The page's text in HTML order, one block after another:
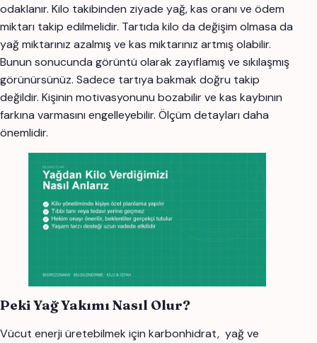
odaklanır. Kilo takibinden ziyade yağ, kas oranı ve ödem
miktarı takip edilmelidir. Tartıda kilo da değişim olmasa da
yağ miktarınız azalmış ve kas miktarınız artmış olabilir.
Bunun sonucunda görüntü olarak zayıflamış ve sıkılaşmış
görünürsünüz. Sadece tartıya bakmak doğru takip
değildir. Kişinin motivasyonunu bozabilir ve kas kaybının
farkına varmasını engelleyebilir. Ölçüm detayları daha
önemlidir.
Peki Yağ Yakımı Nasıl Olur?
Vücut enerji üretebilmek için karbonhidrat, yağ ve